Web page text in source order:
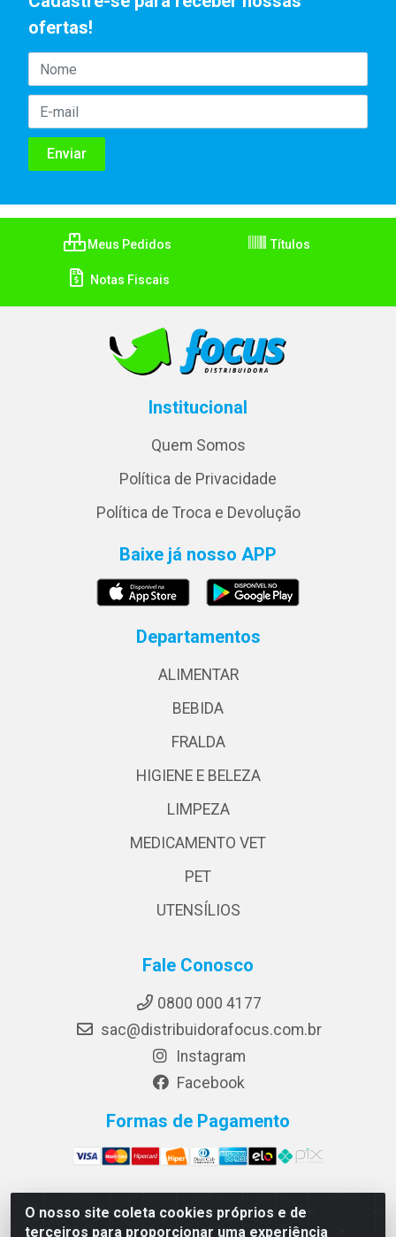
O nosso site coleta cookies próprios e de
terceiros para proporcionar uma experiência
ofertas!
Meus Pedidos Títulos
Notas Fiscais
Institucional
Quem Somos
Política de Privacidade
Política de Troca e Devolução
Baixe já nosso APP
Departamentos
ALIMENTAR
BEBIDA
FRALDA
HIGIENE E BELEZA
LIMPEZA
MEDICAMENTO VET
PET
UTENSÍLIOS
Fale Conosco
0800 000 4177
sac@distribuidorafocus.com.br
Instagram
Facebook
Formas de Pagamento
Focus Distribuidora LTDA - Rua Republica Eslovaca, 1121